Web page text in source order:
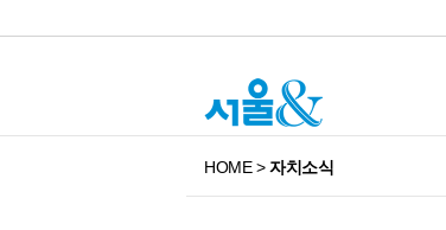
HOME>자치소식